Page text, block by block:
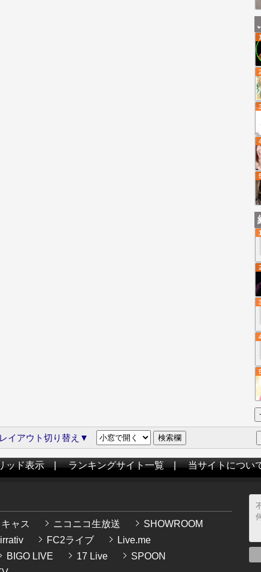
1
1
イアウト切り替え▼
ッド表示|ランキングサイト一覧|当サイトについ
ャス ニコニコ生放送
SHOWROOM
FC2ライブ
Live.me
BIGO LIVE
17 Live
SPOON